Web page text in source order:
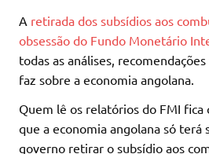
A retirada dos subsídios aos
obsessão do Fundo Monetário
todas as análises,
faz sobre a economia angolana.
Quem lê os relatórios do FMI fica
que a economia angolana só terá
governo retirar o subsídio aos